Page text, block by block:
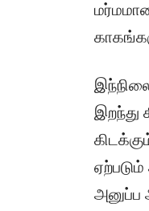
இறந்து
அனுப்ப